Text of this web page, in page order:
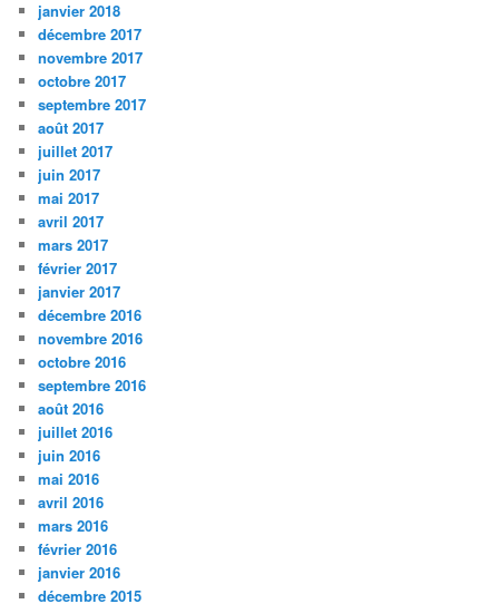
janvier 2018
décembre 2017
novembre 2017
octobre 2017
septembre 2017
août 2017
juillet 2017
juin 2017
mai 2017
avril 2017
mars 2017
février 2017
janvier 2017
décembre 2016
novembre 2016
octobre 2016
septembre 2016
août 2016
juillet 2016
juin 2016
mai 2016
avril 2016
mars 2016
février 2016
janvier 2016
décembre 2015